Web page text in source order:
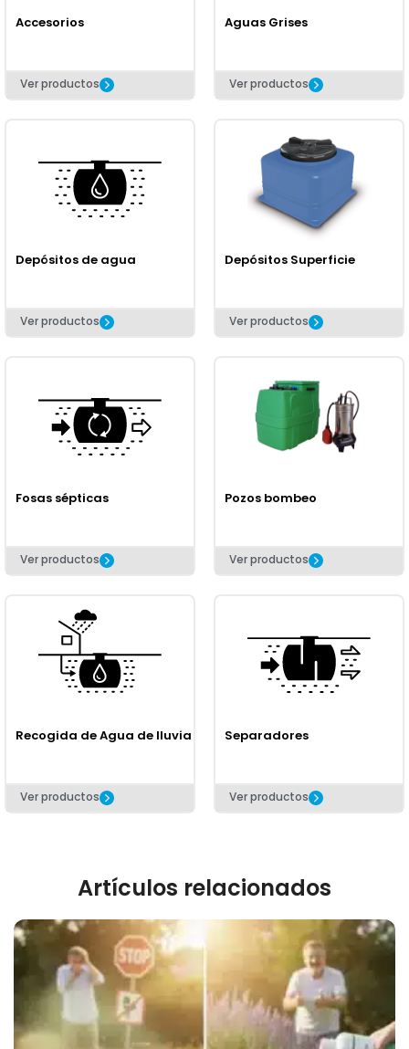
Accesorios
Ver productos
Aguas Grises
Ver productos
Depósitos de agua
Ver productos
Depósitos Superficie
Ver productos
Fosas sépticas
Ver productos
Pozos bombeo
Ver productos
Recogida de Agua de lluvia
Ver productos
Separadores
Ver productos
Artículos relacionados